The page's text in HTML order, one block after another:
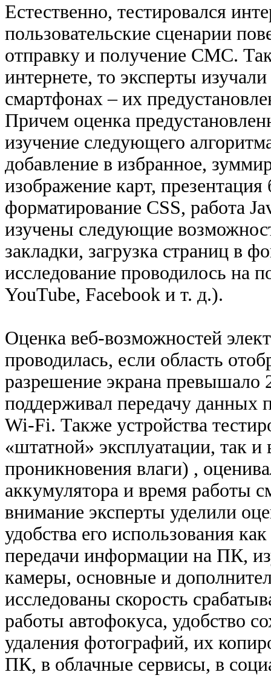
Естественно, тестировался
пользовательские сценарии
отправку и получение СМС.
интернете, то эксперты
смартфонах – их
Причем оценка
изучение следующего
добавление в избранное,
изображение карт,
форматирование CSS, работа
изучены следующие
закладки, загрузка страниц в
исследование проводилось на
YouTube, Facebook и т. д.).
Оценка веб-возможностей
проводилась, если область
разрешение экрана превышало
поддерживал передачу
Wi-Fi. Также устройства
«штатной» эксплуатации, так и
проникновения влаги) ,
аккумулятора и время работы
внимание эксперты уделили
удобства его использования
передачи информации на ПК,
камеры, основные и
исследованы скорость
работы автофокуса, удобство
удаления фотографий, их
ПК, в облачные сервисы, в